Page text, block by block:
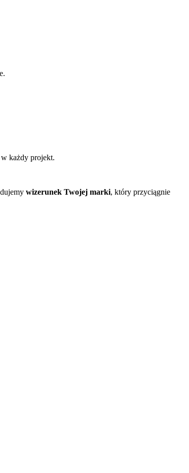
w każdy projekt.
wizerunek Twojej marki, który przyciągnie